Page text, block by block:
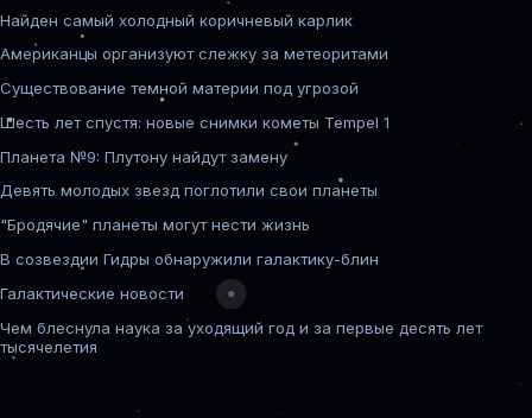
Найден самый холодный коричневый карлик
Американцы организуют слежку за метеоритами
Существование темной материи под угрозой
Шесть лет спустя: новые снимки кометы Tempel 1
Планета №9: Плутону найдут замену
Девять молодых звезд поглотили свои планеты
"Бродячие" планеты могут нести жизнь
В созвездии Гидры обнаружили галактику-блин
Галактические новости
Чем блеснула наука за уходящий год и за первые десять лет
тысячелетия